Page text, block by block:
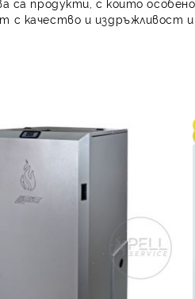
с качество и издръжливост